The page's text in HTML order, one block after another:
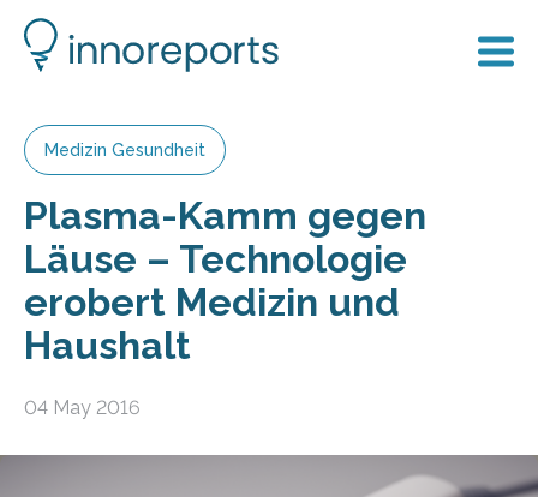
Medizin Gesundheit
Plasma-Kamm gegen
Läuse – Technologie
erobert Medizin und
Haushalt
04 May 2016